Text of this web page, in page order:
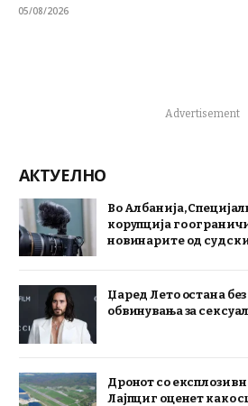
05/08/2026
Advertisement
АКТУЕЛНО
Во Албанија,
корупција го
новинарите од
Џаред Лето остана
обвинувања за
Дронот со експлозив
Лајпциг оценет како